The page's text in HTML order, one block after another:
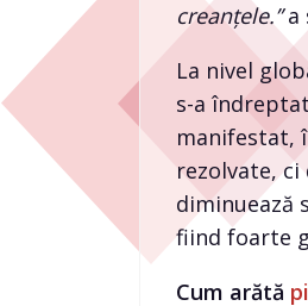
creanțele.”a
La nivel
s-a
manifestat,
rezolvate,
diminuează
fiind foarte
Cum arătă